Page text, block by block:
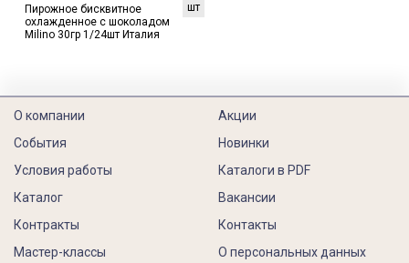
шт
Пирожное бисквитное
охлажденное с шоколадом
Milino 30гр 1/24шт Италия
О компании
События
Условия работы
Каталог
Контракты
Акции
Новинки
Каталоги в PDF
Вакансии
Контакты
Мастер-классы
О персональных данных